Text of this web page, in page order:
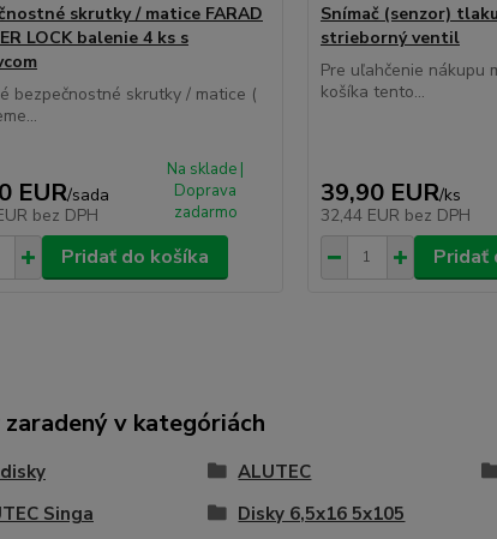
skrutky / matice FARAD
LOCK balenie 4 ks s
bezpečnostné skrutky / matice (
EUR/sada
bez DPH
Na sklade |
Doprava
zadarmo
Pridať do košíka
Snímač (senzor)
strieborný ventil
Pre uľahčenie nákupu
košíka tento...
39,90 EUR/ks
32,44 EUR bez DPH
Pridať
v kategóriách
ALUTEC
Singa
Disky 6,5x16 5x105